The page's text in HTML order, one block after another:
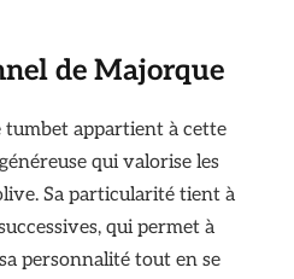
de Majorque
tumbet appartient à cette
qui valorise les
Sa particularité tient à
qui permet à
personnalité tout en se